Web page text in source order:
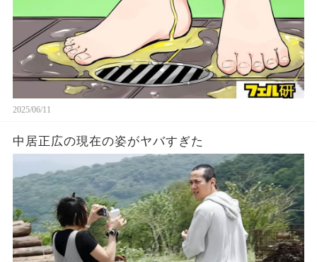
2025/06/11
中居正広の現在の姿がヤバすぎた